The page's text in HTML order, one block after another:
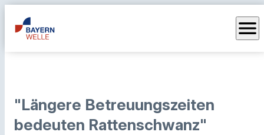
menu
"Längere Betreuungszeiten
bedeuten Rattenschwanz"